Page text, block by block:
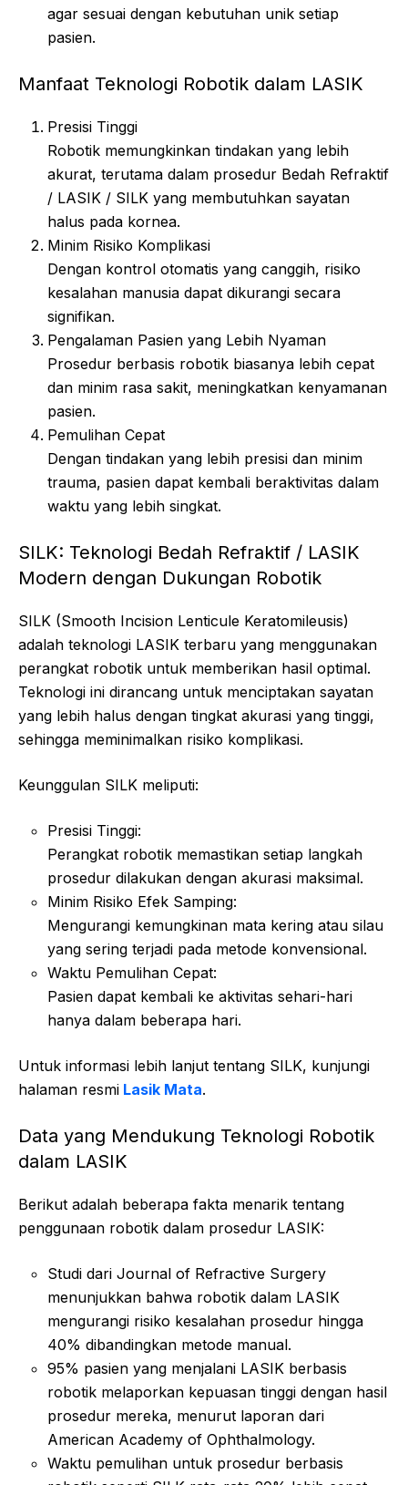
agar sesuai dengan kebutuhan unik setiap
pasien.
Manfaat Teknologi Robotik dalam LASIK
Presisi Tinggi
Robotik memungkinkan tindakan yang lebih
akurat, terutama dalam prosedur Bedah Refraktif
/ LASIK / SILK yang membutuhkan sayatan
halus pada kornea.
Minim Risiko Komplikasi
Dengan kontrol otomatis yang canggih, risiko
kesalahan manusia dapat dikurangi secara
signifikan.
Pengalaman Pasien yang Lebih Nyaman
Prosedur berbasis robotik biasanya lebih cepat
dan minim rasa sakit, meningkatkan kenyamanan
pasien.
Pemulihan Cepat
Dengan tindakan yang lebih presisi dan minim
trauma, pasien dapat kembali beraktivitas dalam
waktu yang lebih singkat.
SILK: Teknologi Bedah Refraktif / LASIK
Modern dengan Dukungan Robotik
SILK (Smooth Incision Lenticule Keratomileusis)
adalah teknologi LASIK terbaru yang menggunakan
perangkat robotik untuk memberikan hasil optimal.
Teknologi ini dirancang untuk menciptakan sayatan
yang lebih halus dengan tingkat akurasi yang tinggi,
sehingga meminimalkan risiko komplikasi.
Keunggulan SILK meliputi:
Presisi Tinggi:
Perangkat robotik memastikan setiap langkah
prosedur dilakukan dengan akurasi maksimal.
Minim Risiko Efek Samping:
Mengurangi kemungkinan mata kering atau silau
yang sering terjadi pada metode konvensional.
Waktu Pemulihan Cepat:
Pasien dapat kembali ke aktivitas sehari-hari
hanya dalam beberapa hari.
Untuk informasi lebih lanjut tentang SILK, kunjungi
halaman resmi Lasik Mata.
Data yang Mendukung Teknologi Robotik
dalam LASIK
Berikut adalah beberapa fakta menarik tentang
penggunaan robotik dalam prosedur LASIK:
Studi dari Journal of Refractive Surgery
menunjukkan bahwa robotik dalam LASIK
mengurangi risiko kesalahan prosedur hingga
40% dibandingkan metode manual.
95% pasien yang menjalani LASIK berbasis
robotik melaporkan kepuasan tinggi dengan hasil
prosedur mereka, menurut laporan dari
American Academy of Ophthalmology.
Waktu pemulihan untuk prosedur berbasis